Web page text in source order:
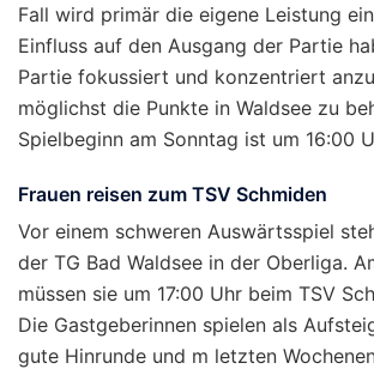
Fall wird primär die eigene Leistung
Einfluss auf den Ausgang der Partie
Partie fokussiert und konzentriert
möglichst die Punkte in Waldsee zu
Spielbeginn am Sonntag ist um 16:00
Frauen reisen zum TSV Schmiden
Vor einem schweren Auswärtsspiel
der TG Bad Waldsee in der Oberliga.
müssen sie um 17:00 Uhr beim TSV
Die Gastgeberinnen spielen als
gute Hinrunde und m letzten